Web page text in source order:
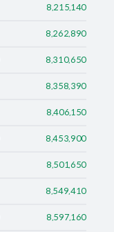
8,215,140
8,262,890
8,310,650
8,358,390
8,406,150
8,453,900
8,501,650
8,549,410
8,597,160